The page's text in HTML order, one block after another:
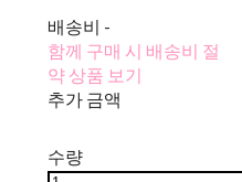
배송비 -
함께 구매 시 배송비 절
약 상품 보기
추가 금액
수량